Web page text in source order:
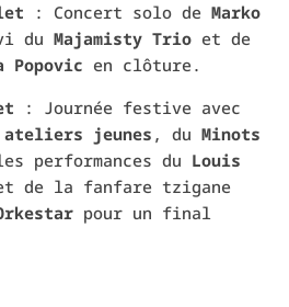
: Concert solo de Marko
du Majamisty Trio et de
Popovic en clôture.
: Journée festive avec
ateliers jeunes , du Minots
performances du Louis
de la fanfare tzigane
pour un final